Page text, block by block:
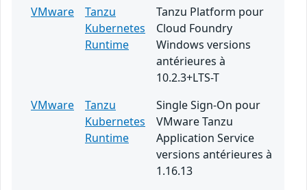
VMware
Tanzu
Kubernetes
Runtime
Tanzu Platform pour
Cloud Foundry
Windows versions
antérieures à
10.2.3+LTS-T
VMware
Tanzu
Kubernetes
Runtime
Single Sign-On pour
VMware Tanzu
Application Service
versions antérieures à
1.16.13